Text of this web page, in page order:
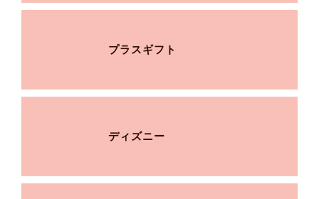
プラスギフト
ディズニー